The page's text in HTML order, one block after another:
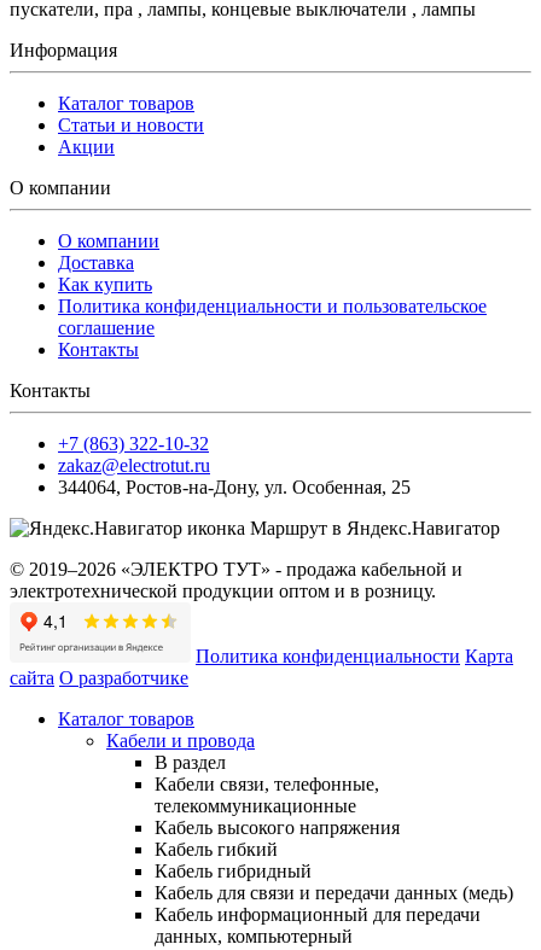
пускатели, пра , лампы, концевые выключатели , лампы
Информация
Каталог товаров
Статьи и новости
Акции
О компании
О компании
Доставка
Как купить
Политика конфиденциальности и пользовательское
соглашение
Контакты
Контакты
+7 (863) 322-10-32
zakaz@electrotut.ru
344064, Ростов-на-Дону, ул. Особенная, 25
Маршрут в Яндекс.Навигатор
© 2019–2026 «ЭЛЕКТРО ТУТ» - продажа кабельной и
электротехнической продукции оптом и в розницу.
Политика конфиденциальности Карта
сайта О разработчике
Каталог товаров
Кабели и провода
В раздел
Кабели связи, телефонные,
телекоммуникационные
Кабель высокого напряжения
Кабель гибкий
Кабель гибридный
Кабель для связи и передачи данных (медь)
Кабель информационный для передачи
данных, компьютерный